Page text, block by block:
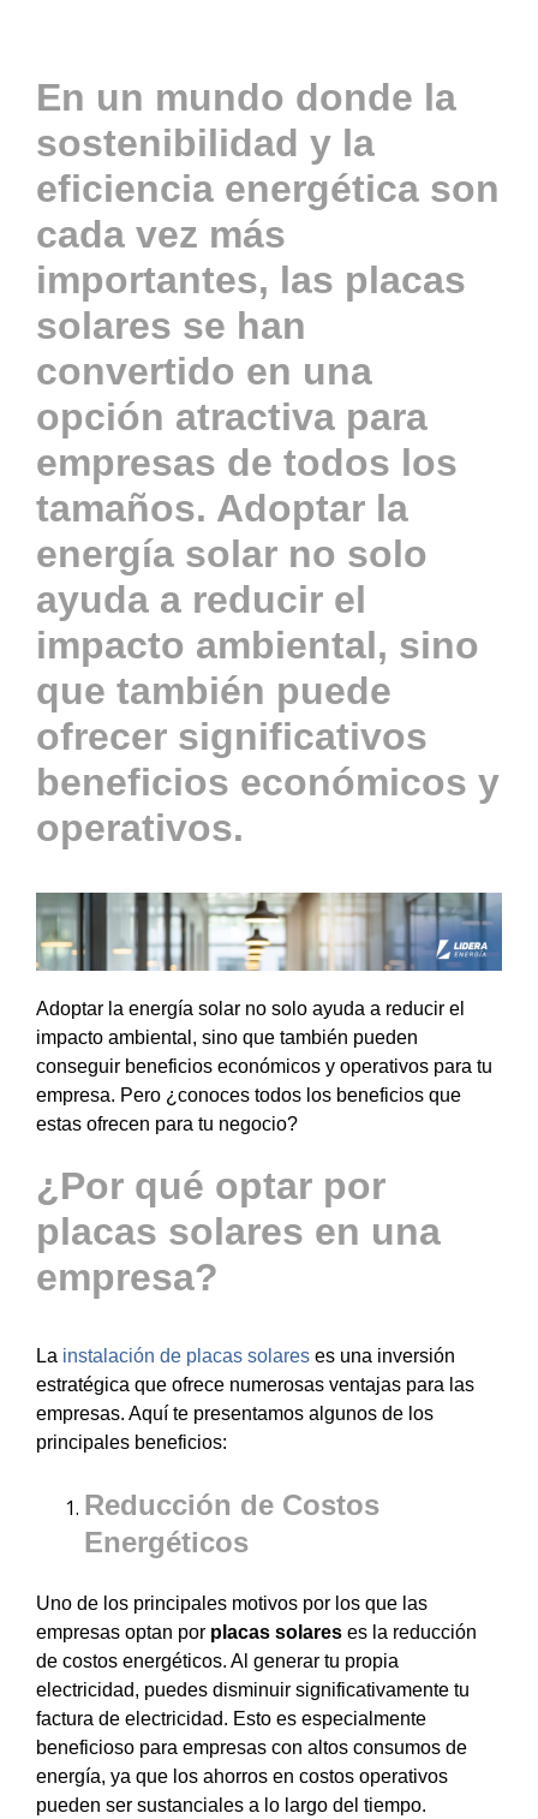
Contacto
ACCESO
En un mundo donde la
sostenibilidad y la
eficiencia energética son
cada vez más
importantes, las placas
solares se han
convertido en una
opción atractiva para
empresas de todos los
tamaños. Adoptar la
energía solar no solo
ayuda a reducir el
impacto ambiental, sino
que también puede
ofrecer significativos
beneficios económicos y
operativos.
Adoptar la energía solar no solo ayuda a reducir el
impacto ambiental, sino que también pueden
conseguir beneficios económicos y operativos para tu
empresa. Pero ¿conoces todos los beneficios que
estas ofrecen para tu negocio?
¿Por qué optar por
placas solares en una
empresa?
La instalación de placas solares es una inversión
estratégica que ofrece numerosas ventajas para las
empresas. Aquí te presentamos algunos de los
principales beneficios:
Reducción de Costos
Energéticos
Uno de los principales motivos por los que las
empresas optan por placas solares es la reducción
de costos energéticos. Al generar tu propia
electricidad, puedes disminuir significativamente tu
factura de electricidad. Esto es especialmente
beneficioso para empresas con altos consumos de
energía, ya que los ahorros en costos operativos
pueden ser sustanciales a lo largo del tiempo.